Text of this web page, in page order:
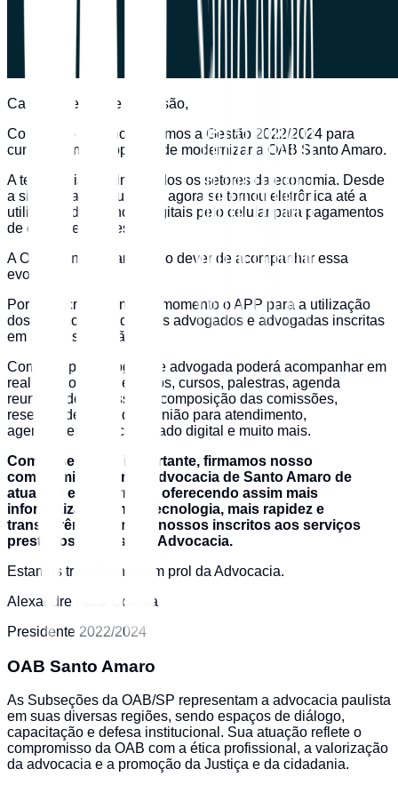
Caros Colegas de Profissão,
Com muito orgulho iniciamos a Gestão 2022/2024 para
cumprir com o propósito de modernizar a OAB Santo Amaro.
A tecnologia dominou todos os setores da economia. Desde
a simples assinatura que agora se tornou eletrônica até a
utilização dos bancos digitais pelo celular para pagamentos
de contas e despesas.
A OAB Santo Amaro tem o dever de acompanhar essa
evolução.
Por isso, criamos nesse momento o APP para a utilização
dos serviços voltados aos advogados e advogadas inscritas
em nossa subseção.
Com o app o advogado e advogada poderá acompanhar em
real time todos os eventos, cursos, palestras, agenda
reuniões de comissões, composição das comissões,
reservas de salas de reunião para atendimento,
agendamento de certificado digital e muito mais.
Com esse passo importante, firmamos nosso
compromisso com a Advocacia de Santo Amaro de
atualizar e modernizar, oferecendo assim mais
informatização, mais tecnologia, mais rapidez e
transparência para os nossos inscritos aos serviços
prestados na Casa da Advocacia.
Estamos trabalhando em prol da Advocacia.
Alexandre Fanti Correia
Presidente 2022/2024
OAB Santo Amaro
As Subseções da OAB/SP representam a advocacia paulista
em suas diversas regiões, sendo espaços de diálogo,
capacitação e defesa institucional. Sua atuação reflete o
compromisso da OAB com a ética profissional, a valorização
da advocacia e a promoção da Justiça e da cidadania.